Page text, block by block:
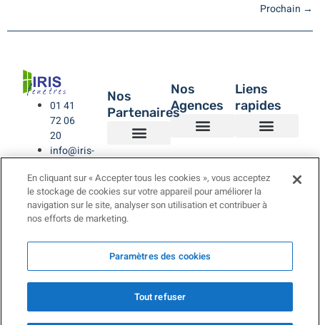
Prochain →
01 41
72 06
20
info@iris-
Nos
Partenaires
Nos
Agences
Liens
rapides
En cliquant sur « Accepter tous les cookies », vous acceptez
le stockage de cookies sur votre appareil pour améliorer la
navigation sur le site, analyser son utilisation et contribuer à
nos efforts de marketing.
Paramètres des cookies
Tout refuser